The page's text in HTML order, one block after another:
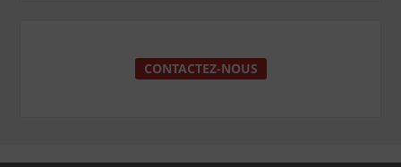
CONTACTEZ-NOUS